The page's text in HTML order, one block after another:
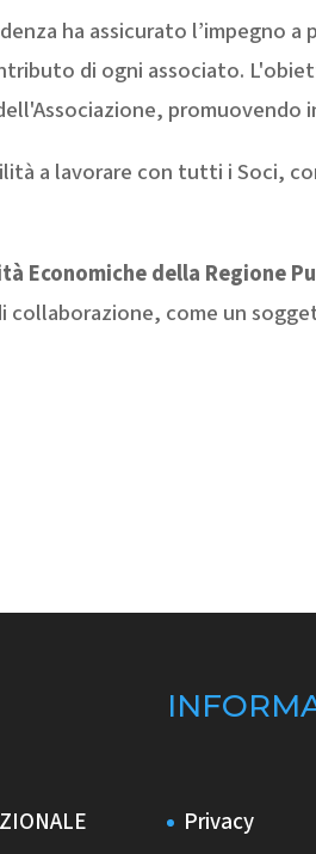
ha assicurato l’impegno
di ogni associato.
a lavorare con tutti i Soci,
Economiche della Regione
come un
Privacy